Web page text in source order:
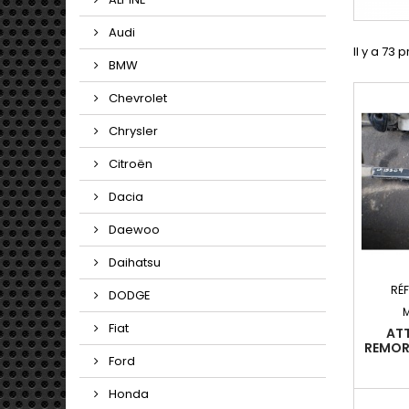
Audi
BMW
Chevrolet
Chrysler
Citroën
Dacia
Daewoo
Daihatsu
DODGE
Fiat
Ford
Honda
Il y a 73
C3
FAP